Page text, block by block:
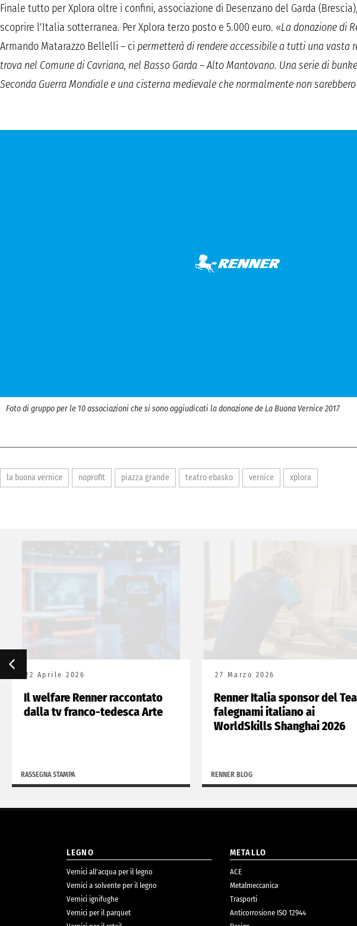
Finale tutto per Xplora oltre i confini, associazione di Desenzano del Garda
scoprire l’Italia sotterranea. Per Xplora terzo posto e 5.000 euro. «La donazione di
Armando Matarazzo Bellelli – ci permetterà di rendere accessibile a tutti una vasta
trova nel Comune di Cavriana, nel Basso Garda – Alto Mantovano. Una serie di
Seconda Guerra Mondiale e una cisterna medievale che normalmente non
Foto di gruppo per le 10 associazioni che si sono aggiudicati la donazione de La Buona Vernice 2017
la buona vernice noprofit piazza grande teatro ebasko vernice xplora
22 Aprile 2026
Il welfare Renner raccontato
dalla tv franco-tedesca Arte
RASSEGNA STAMPA
27 Marzo 2026
Renner Italia sponsor del
falegnami italiano ai
WorldSkills Shanghai 2026
RENNER BLOG
LEGNO
Vernici all’acqua per il legno
Vernici a solvente per il legno
Vernici ignifughe
Vernici per il parquet
METALLO
ACE
Metalmeccanica
Trasporti
Anticorrosione ISO 12944